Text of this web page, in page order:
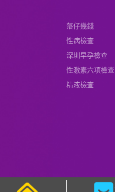
落仔幾錢
性病檢查
深圳早孕檢查
性激素六項檢查
精液檢查